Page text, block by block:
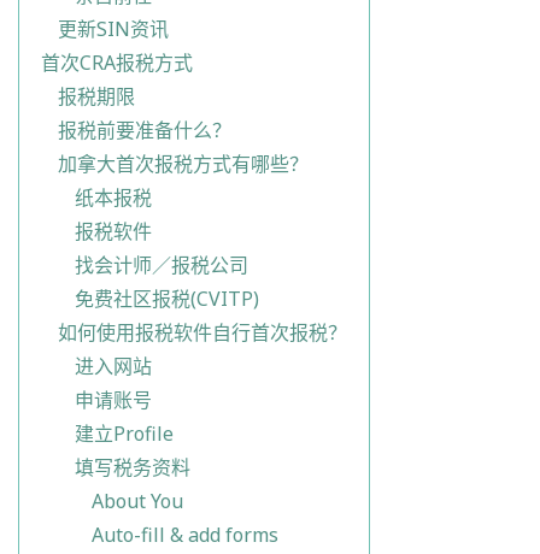
更新SIN资讯
首次CRA报税方式
报税期限
报税前要准备什么？
加拿大首次报税方式有哪些？
纸本报税
报税软件
找会计师／报税公司
免费社区报税(CVITP)
如何使用报税软件自行首次报税？
进入网站
申请账号
建立Profile
填写税务资料
About You
Auto-fill & add forms